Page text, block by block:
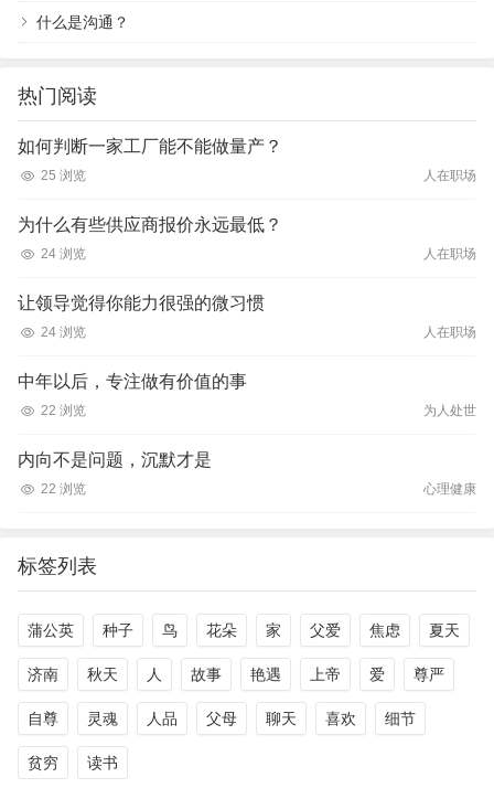
什么是沟通？
热门阅读
如何判断一家工厂能不能做量产？
25 浏览 人在职场
为什么有些供应商报价永远最低？
24 浏览 人在职场
让领导觉得你能力很强的微习惯
24 浏览 人在职场
中年以后，专注做有价值的事
22 浏览 为人处世
内向不是问题，沉默才是
22 浏览 心理健康
标签列表
蒲公英 种子 鸟 花朵 家 父爱 焦虑 夏天
济南 秋天 人 故事 艳遇 上帝 爱 尊严
自尊 灵魂 人品 父母 聊天 喜欢 细节
贫穷 读书